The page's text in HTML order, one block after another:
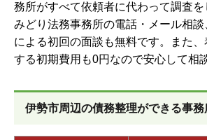
務所がすべて依頼者に代わって調査を
みどり法務事務所の電話・メール相
による初回の面談も無料です。また、
する初期費用も0円なので安心して相
伊勢市周辺の債務整理ができる事務